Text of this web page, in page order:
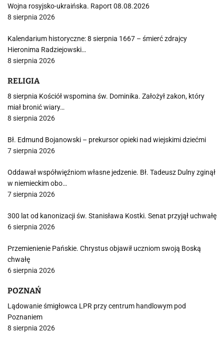
Wojna rosyjsko-ukraińska. Raport 08.08.2026
8 sierpnia 2026
Kalendarium historyczne: 8 sierpnia 1667 – śmierć zdrajcy
Hieronima Radziejowski…
8 sierpnia 2026
RELIGIA
8 sierpnia Kościół wspomina św. Dominika. Założył zakon, który
miał bronić wiary…
8 sierpnia 2026
Bł. Edmund Bojanowski – prekursor opieki nad wiejskimi dziećmi
7 sierpnia 2026
Oddawał współwięźniom własne jedzenie. Bł. Tadeusz Dulny zginął
w niemieckim obo…
7 sierpnia 2026
300 lat od kanonizacji św. Stanisława Kostki. Senat przyjął uchwałę
6 sierpnia 2026
Przemienienie Pańskie. Chrystus objawił uczniom swoją Boską
chwałę
6 sierpnia 2026
POZNAŃ
Lądowanie śmigłowca LPR przy centrum handlowym pod
Poznaniem
8 sierpnia 2026